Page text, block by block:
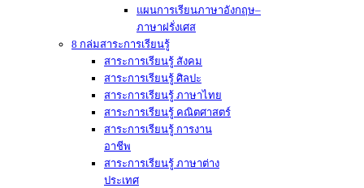
แผนการเรียนภาษาอังกฤษ–
ภาษาฝรั่งเศส
8 กล่มสาระการเรียนรู้
สาระการเรียนรู้ สังคม
สาระการเรียนรู้ ศิลปะ
สาระการเรียนรู้ ภาษาไทย
สาระการเรียนรู้ คณิตศาสตร์
สาระการเรียนรู้ การงาน
อาชีพ
สาระการเรียนรู้ ภาษาต่าง
ประเทศ